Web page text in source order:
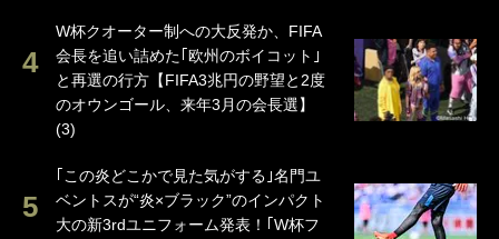
W杯クオーター制への大反発か、FIFA
会長を追い詰めた｢欧州のボイコット｣
と再選の行方【FIFA3兆円の野望と2度
のオウンゴール、来年3月の会長選】
(3)
｢この炎どこかで見た気がする｣名門ユ
ベントスが“炎×ブラック”のインパクト
大の新3rdユニフォーム発表！｢W杯フ